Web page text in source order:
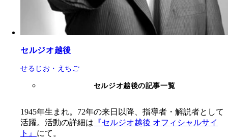
セルジオ越後
せるじお・えちご
セルジオ越後の記事一覧
1945年生まれ。72年の来日以降、指導者・解説者として
活躍。活動の詳細は 『セルジオ越後 オフィシャルサイ
ト』 にて。